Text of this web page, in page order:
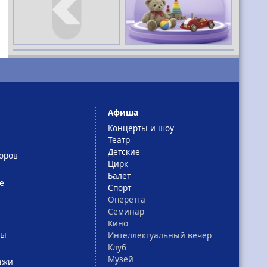
Афиша
Концерты и шоу
Театр
Детские
Цирк
Балет
Спорт
Оперетта
Семинар
Кино
Интеллектуальный вечер
Клуб
Музей